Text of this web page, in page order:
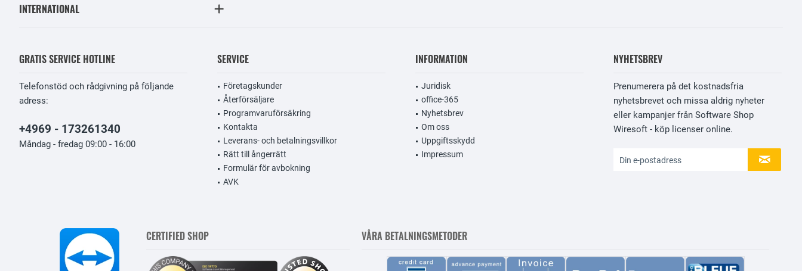
INTERNATIONAL
GRATIS SERVICE HOTLINE
Telefonstöd och rådgivning på följande
adress:
+4969 - 173261340
Måndag - fredag 09:00 - 16:00
SERVICE
Företagskunder
Återförsäljare
Programvaruförsäkring
Kontakta
Leverans- och betalningsvillkor
Rätt till ångerrätt
Formulär för avbokning
AVK
INFORMATION
Juridisk
office-365
Nyhetsbrev
Om oss
Uppgiftsskydd
Impressum
NYHETSBREV
Prenumerera på det kostnadsfria
nyhetsbrevet och missa aldrig nyheter
eller kampanjer från Software Shop
Wiresoft - köp licenser online.
CERTIFIED SHOP VÅRA BETALNINGSMETODER